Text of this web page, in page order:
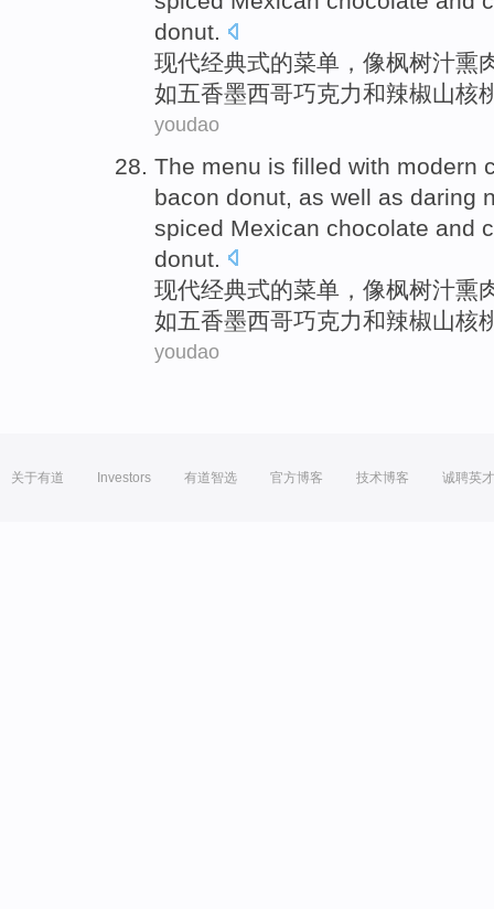
donut.
现代经典式的菜单 ， 像枫树汁熏
如五香墨西哥巧克力和辣椒山核
youdao
The menu is filled with modern
bacon donut , as well as daring
spiced Mexican chocolate and
donut
现代经典式的菜单 ， 像枫树汁熏
如五香墨西哥巧克力和辣椒山核
youdao
关于有道 Investors 有道智选 官方博客 技术博客 诚聘英才